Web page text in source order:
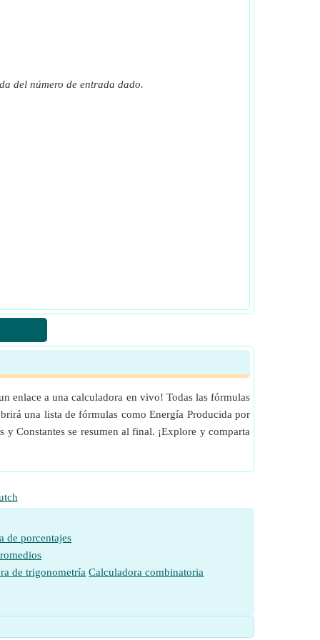
del número de entrada dado.
enlace a una calculadora en vivo! Todas las fórmulas
una lista de fórmulas como Energía Producida por
Constantes se resumen al final. ¡Explore y comparta
de porcentajes
de trigonometría Calculadora combinatoria